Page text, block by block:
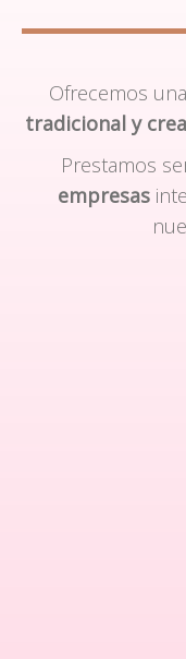
Ofrecemos
tradicional y
Prestamos
empresas